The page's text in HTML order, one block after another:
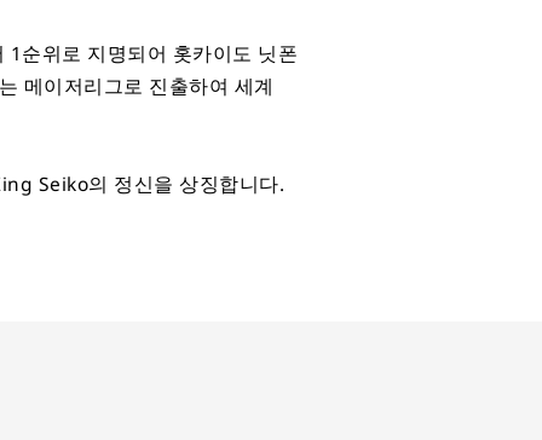
순위로 지명되어 홋카이도 닛폰
메이저리그로 진출하여 세계
Seiko의 정신을 상징합니다.